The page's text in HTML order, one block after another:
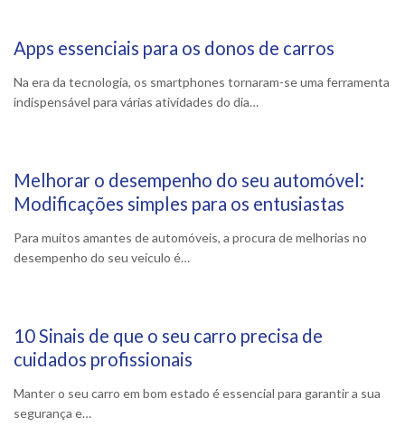
5 Abril, 2024
Apps essenciais para os donos de carros
Na era da tecnologia, os smartphones tornaram-se uma ferramenta
indispensável para várias atividades do dia…
25 Março, 2024
Melhorar o desempenho do seu automóvel:
Modificações simples para os entusiastas
Para muitos amantes de automóveis, a procura de melhorias no
desempenho do seu veículo é…
15 Março, 2024
10 Sinais de que o seu carro precisa de
cuidados profissionais
Manter o seu carro em bom estado é essencial para garantir a sua
segurança e…